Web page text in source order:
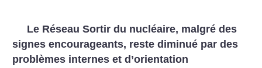
Le Réseau Sortir du nucléaire, malgré des
signes encourageants, reste diminué par des
problèmes internes et d’orientation